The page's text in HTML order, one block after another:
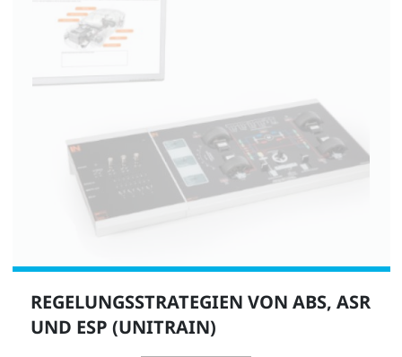
REGELUNGSSTRATEGIEN VON ABS, ASR
UND ESP (UNITRAIN)